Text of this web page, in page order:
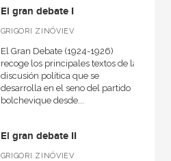
El gran debate I
GRIGORI ZINÓVIEV
El Gran Debate (1924-1926)
recoge los principales textos de la
discusión política que se
desarrolla en el seno del partido
bolchevique desde...
El gran debate II
GRIGORI ZINÓVIEV